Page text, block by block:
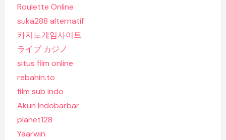
Roulette Online
suka288 alternatif
카지노게임사이트
ライブ カジノ
situs film online
rebahin.to
film sub indo
Akun Indobarbar
planet128
Yaarwin